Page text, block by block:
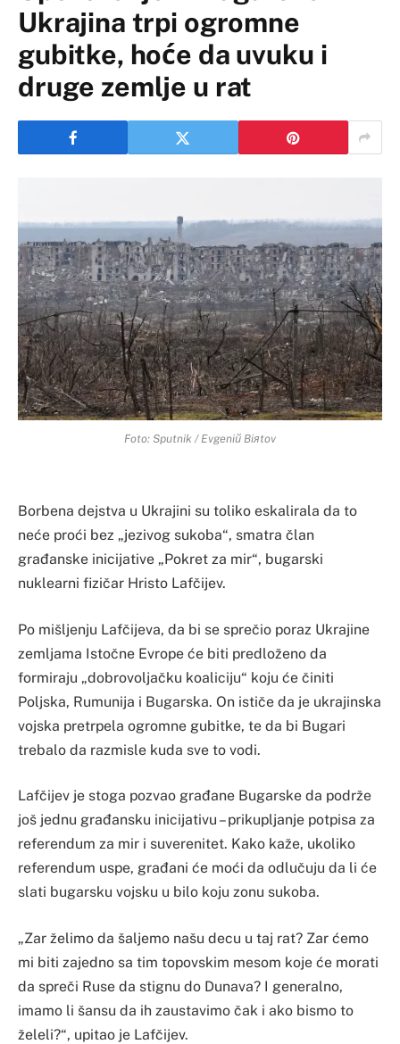
Ukrajina trpi ogromne
gubitke, hoće da uvuku i
druge zemlje u rat
Foto: Sputnik / Evgeniй Biяtov
Borbena dejstva u Ukrajini su toliko eskalirala da to
neće proći bez „jezivog sukoba“, smatra član
građanske inicijative „Pokret za mir“, bugarski
nuklearni fizičar Hristo Lafčijev.
Po mišljenju Lafčijeva, da bi se sprečio poraz Ukrajine
zemljama Istočne Evrope će biti predloženo da
formiraju „dobrovoljačku koaliciju“ koju će činiti
Poljska, Rumunija i Bugarska. On ističe da je ukrajinska
vojska pretrpela ogromne gubitke, te da bi Bugari
trebalo da razmisle kuda sve to vodi.
Lafčijev je stoga pozvao građane Bugarske da podrže
još jednu građansku inicijativu – prikupljanje potpisa za
referendum za mir i suverenitet. Kako kaže, ukoliko
referendum uspe, građani će moći da odlučuju da li će
slati bugarsku vojsku u bilo koju zonu sukoba.
„Zar želimo da šaljemo našu decu u taj rat? Zar ćemo
mi biti zajedno sa tim topovskim mesom koje će morati
da spreči Ruse da stignu do Dunava? I generalno,
imamo li šansu da ih zaustavimo čak i ako bismo to
želeli?“, upitao je Lafčijev.